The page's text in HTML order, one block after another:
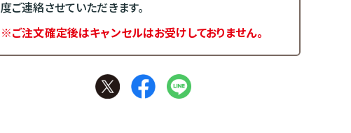
度ご連絡させていただきます。
※ご注文確定後はキャンセルはお受けしておりません。